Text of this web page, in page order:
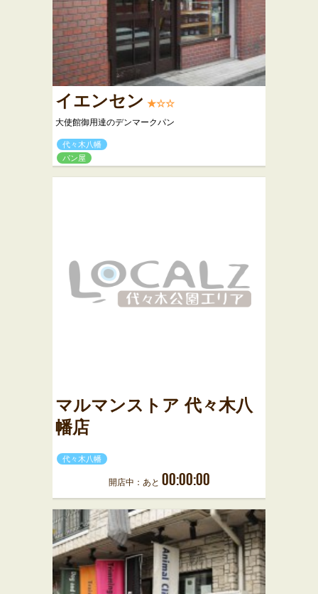
イエンセン ★☆☆
大使館御用達のデンマークパン
代々木八幡
パン屋
マルマンストア 代々木八
幡店
代々木八幡
開店中：あと 00:00:00